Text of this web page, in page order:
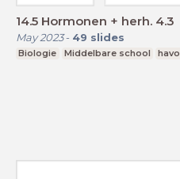
14.5 Hormonen + herh. 4.3
May 2023- 49 slides
Biologie Middelbare school havo